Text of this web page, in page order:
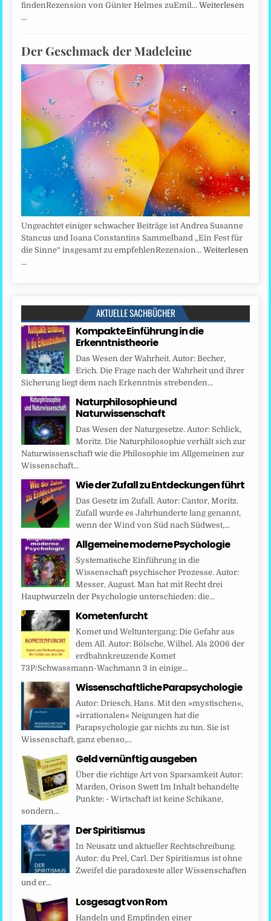
findenRezension von Günter Helmes zuEmil…Weiterlesen
…
Der Geschmack der Madeleine
Ungeachtet einiger schwacher Beiträge ist Andrea Susanne
Stancus und Ioana Constantins Sammelband „Ein Fest für
die Sinne“ insgesamt zu empfehlenRezension…Weiterlesen
…
AKTUELLE SACHBÜCHER
Kompakte Einführung in die
Erkenntnistheorie
Das Wesen der Wahrheit. Autor: Becher,
Erich. Die Frage nach der Wahrheit und ihrer
Sicherung liegt dem nach Erkenntnis strebenden...
Naturphilosophie und
Naturwissenschaft
Das Wesen der Naturgesetze. Autor: Schlick,
Moritz. Die Naturphilosophie verhält sich zur
Naturwissenschaft wie die Philosophie im Allgemeinen zur
Wissenschaft...
Wie der Zufall zu Entdeckungen führt
Das Gesetz im Zufall. Autor: Cantor, Moritz.
Zufall wurde es Jahrhunderte lang genannt,
wenn der Wind von Süd nach Südwest,...
Allgemeine moderne Psychologie
Systematische Einführung in die
Wissenschaft psychischer Prozesse. Autor:
Messer, August. Man hat mit Recht drei
Hauptwurzeln der Psychologie unterschieden: die...
Kometenfurcht
Komet und Weltuntergang: Die Gefahr aus
dem All. Autor: Bölsche, Wilhel. Als 2006 der
erdbahnkreuzende Komet
73P/Schwassmann-Wachmann 3 in einige...
Wissenschaftliche Parapsychologie
Autor: Driesch, Hans. Mit den »mystischen«,
»irrationalen« Neigungen hat die
Parapsychologie gar nichts zu tun. Sie ist
Wissenschaft, ganz ebenso,...
Geld vernünftig ausgeben
Über die richtige Art von Sparsamkeit Autor:
Marden, Orison Swett Im Inhalt behandelte
Punkte: - Wirtschaft ist keine Schikane,
sondern...
Der Spiritismus
In Neusatz und aktueller Rechtschreibung.
Autor: du Prel, Carl. Der Spiritismus ist ohne
Zweifel die paradoxeste aller Wissenschaften
und er...
Losgesagt von Rom
Handeln und Empfinden einer